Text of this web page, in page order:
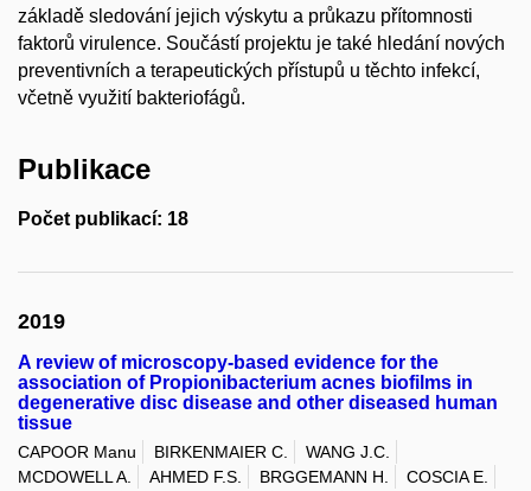
základě sledování jejich výskytu a průkazu přítomnosti
faktorů virulence. Součástí projektu je také hledání nových
preventivních a terapeutických přístupů u těchto infekcí,
včetně využití bakteriofágů.
Publikace
Počet publikací: 18
2019
A review of microscopy-based evidence for the
association of Propionibacterium acnes biofilms in
degenerative disc disease and other diseased human
tissue
CAPOOR Manu BIRKENMAIER C.
WANG J.C.
MCDOWELL A.
AHMED F.S. BRGGEMANN H.
COSCIA E.